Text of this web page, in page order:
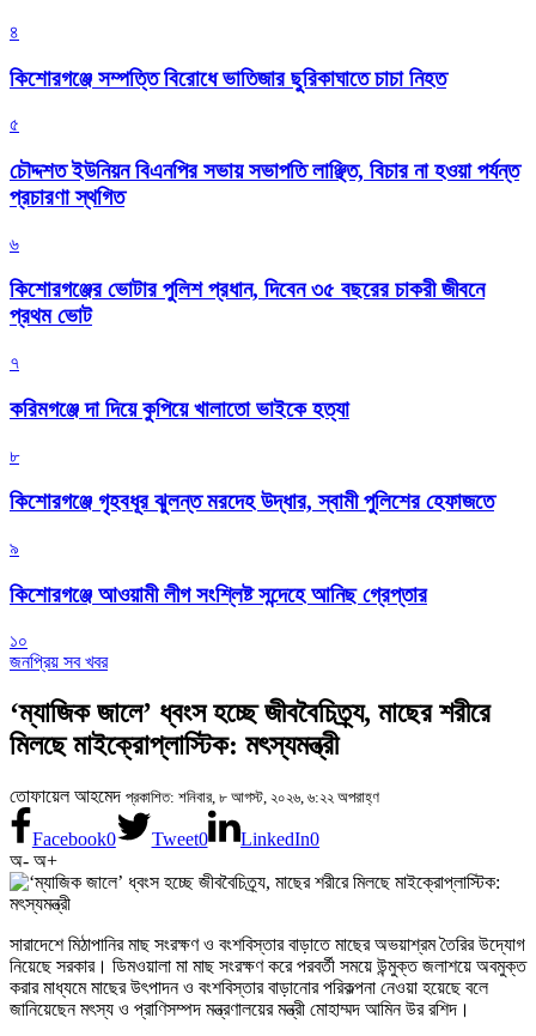
৪
কিশোরগঞ্জে সম্পত্তি বিরোধে ভাতিজার ছুরিকাঘাতে চাচা নিহত
৫
চৌদ্দশত ইউনিয়ন বিএনপির সভায় সভাপতি লাঞ্ছিত, বিচার না হওয়া পর্যন্ত
প্রচারণা স্থগিত
৬
কিশোরগঞ্জের ভোটার পুলিশ প্রধান, দিবেন ৩৫ বছরের চাকরী জীবনে
প্রথম ভোট
৭
করিমগঞ্জে দা দিয়ে কুপিয়ে খালাতো ভাইকে হত্যা
৮
কিশোরগঞ্জে গৃহবধূর ঝুলন্ত মরদেহ উদ্ধার, স্বামী পুলিশের হেফাজতে
৯
কিশোরগঞ্জে আওয়ামী লীগ সংশ্লিষ্ট সন্দেহে আনিছ গ্রেপ্তার
১০
জনপ্রিয় সব খবর
‘ম্যাজিক জালে’ ধ্বংস হচ্ছে জীববৈচিত্র্য, মাছের শরীরে
মিলছে মাইক্রোপ্লাস্টিক: মৎস্যমন্ত্রী
তোফায়েল আহমেদ প্রকাশিত: শনিবার, ৮ আগস্ট, ২০২৬, ৬:২২ অপরাহ্ণ
Facebook0 Tweet0 LinkedIn0
অ- অ+
সারাদেশে মিঠাপানির মাছ সংরক্ষণ ও বংশবিস্তার বাড়াতে মাছের অভয়াশ্রম তৈরির উদ্যোগ
নিয়েছে সরকার। ডিমওয়ালা মা মাছ সংরক্ষণ করে পরবর্তী সময়ে উন্মুক্ত জলাশয়ে অবমুক্ত
করার মাধ্যমে মাছের উৎপাদন ও বংশবিস্তার বাড়ানোর পরিকল্পনা নেওয়া হয়েছে বলে
জানিয়েছেন মৎস্য ও প্রাণিসম্পদ মন্ত্রণালয়ের মন্ত্রী মোহাম্মদ আমিন উর রশিদ।